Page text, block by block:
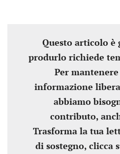
Questo articolo è
produrlo richiede
Per
informazione
abbiamo
contributo,
Trasforma la tua
di sostegno, clicca